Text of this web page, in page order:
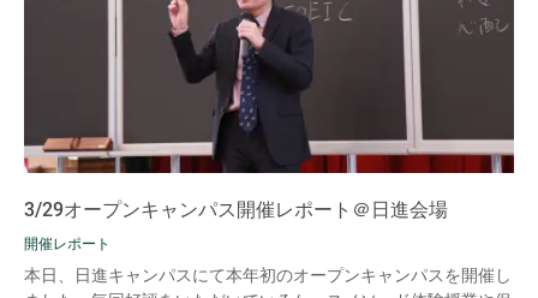
3/29オープンキャンパス開催レポート＠日進会場
開催レポート
本日、日進キャンパスにて本年初のオープンキャンパスを開催し